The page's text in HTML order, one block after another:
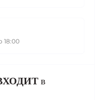
18:00
в